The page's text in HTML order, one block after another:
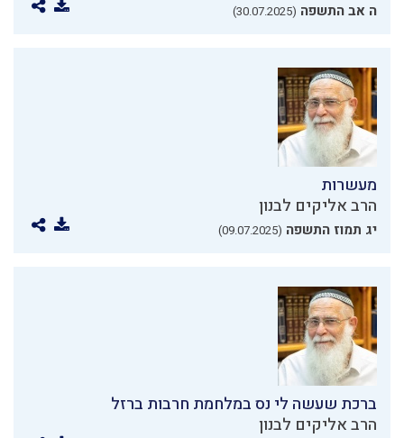
ה אב התשפה (30.07.2025)
מעשרות
הרב אליקים לבנון
יג תמוז התשפה (09.07.2025)
ברכת שעשה לי נס במלחמת חרבות ברזל
הרב אליקים לבנון